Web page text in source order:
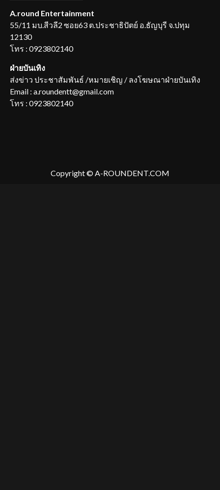
A.round Entertainment
55/11 มบ.สีวลี2 ซอย63 ต.ประชาธิปัตย์ อ.ธัญบุรี จ.ปทุม
12130
โทร : 0923802140
ฝ่ายบันเทิง
ส่งข่าว ประชาสัมพันธ์ /หมายเชิญ / ลงโฆษณาฝ่ายบันเทิง
Email : a.roundentt@gmail.com
โทร : 0923802140
Copyright © A-ROUNDENT.COM